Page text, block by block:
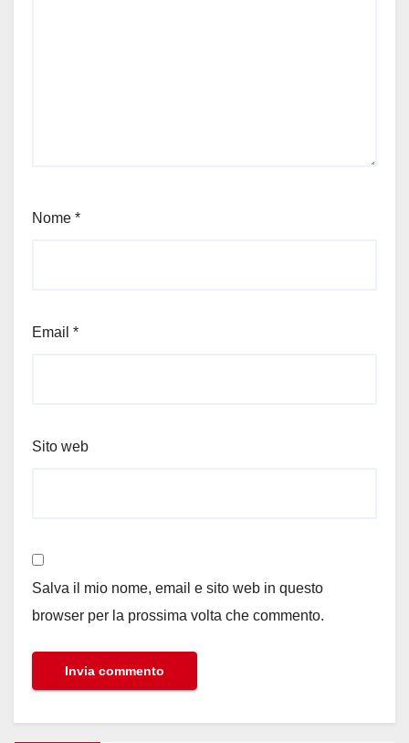
Nome *
Email *
Sito web
Salva il mio nome, email e sito web in questo
browser per la prossima volta che commento.